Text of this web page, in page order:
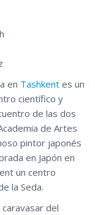
en Tashkent es un
científico y
de las dos
de Artes
pintor japonés
en Japón en
un centro
la Seda.
del